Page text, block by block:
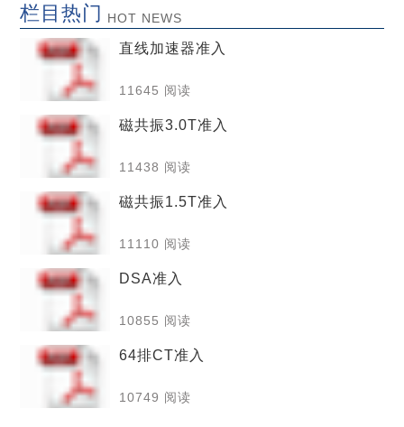
栏目热门 HOT NEWS
直线加速器准入
11645 阅读
磁共振3.0T准入
11438 阅读
磁共振1.5T准入
11110 阅读
DSA准入
10855 阅读
64排CT准入
10749 阅读